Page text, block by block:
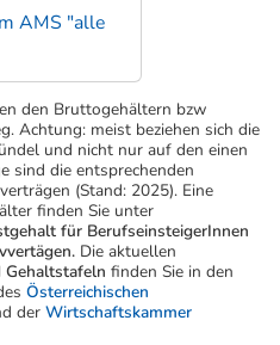
AMS "alle
den Bruttogehältern bzw
Achtung: meist beziehen sich die
und nicht nur auf den einen
sind die entsprechenden
(Stand: 2025). Eine
finden Sie unter
für BerufseinsteigerInnen
Die aktuellen
finden Sie in den
Österreichischen
der Wirtschaftskammer